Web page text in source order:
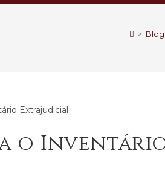
> Blog
o